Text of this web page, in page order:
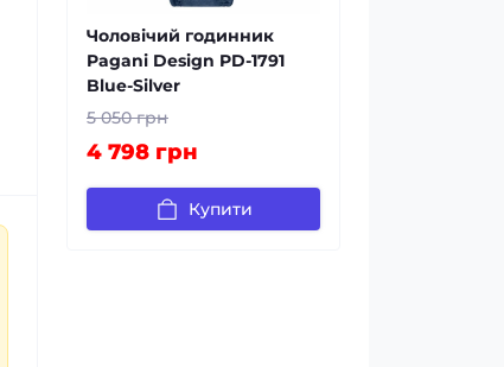
Чоловічий годинник
Pagani Design PD-1791
Blue-Silver
5 050 грн
4 798 грн
Купити